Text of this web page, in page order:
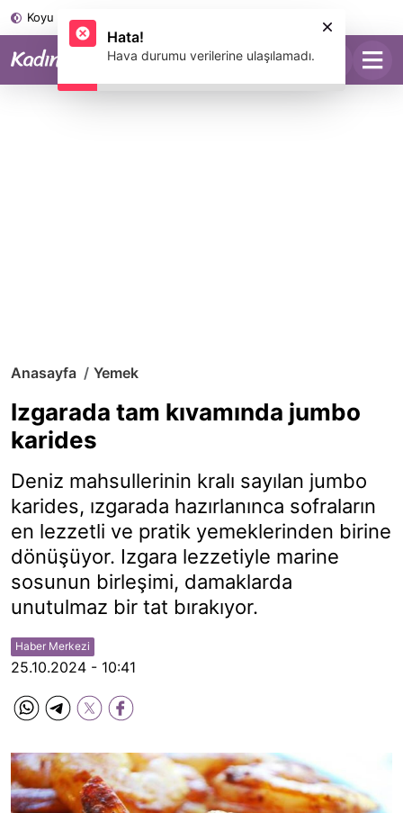
Koyu Mod
Anasayfa Yemek
Izgarada tam kıvamında jumbo
karides
Deniz mahsullerinin kralı sayılan jumbo
karides, ızgarada hazırlanınca sofraların
en lezzetli ve pratik yemeklerinden birine
dönüşüyor. Izgara lezzetiyle marine
sosunun birleşimi, damaklarda
unutulmaz bir tat bırakıyor.
Haber Merkezi
25.10.2024 - 10:41